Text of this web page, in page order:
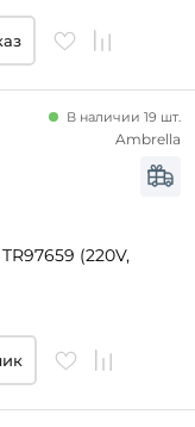
(220V,
В наличии 19 шт.
Ambrella